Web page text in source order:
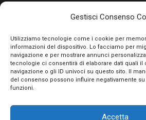
Gestisci Consenso
Utilizziamo tecnologie come i cookie per
informazioni del dispositivo. Lo facciamo per
navigazione e per mostrare annunci
tecnologie ci consentirà di elaborare dati quali il
navigazione o gli ID univoci su questo sito. Il
del consenso possono influire negativamente
funzioni.
Accetta
PAGAMENTI SICURI